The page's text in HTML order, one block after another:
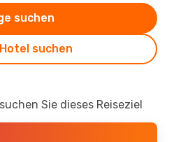
suchen
suchen
Sie dieses Reiseziel